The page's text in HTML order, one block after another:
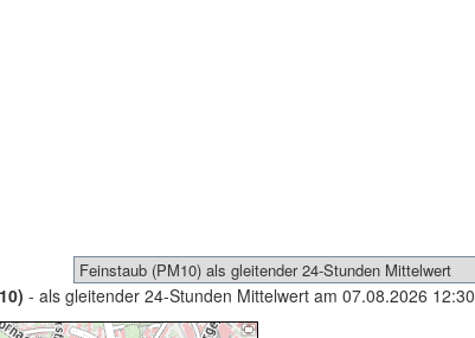
- als gleitender 24-Stunden Mittelwert am 07.08.2026 12:30